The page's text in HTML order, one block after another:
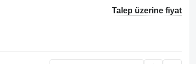
Talep üzerine fiyat